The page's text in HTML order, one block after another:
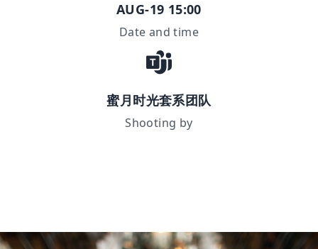
AUG-19 15:00
Date and time
蜜月时光套系团队
Shooting by